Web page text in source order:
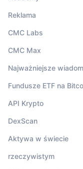
Reklama
CMC Labs
CMC Max
Najważniejsze
Fundusze ETF na
API Krypto
DexScan
Aktywa w świecie
rzeczywistym